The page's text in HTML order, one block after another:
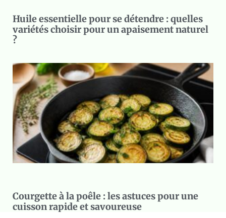
Huile essentielle pour se détendre : quelles
variétés choisir pour un apaisement naturel
?
Courgette à la poêle : les astuces pour une
cuisson rapide et savoureuse